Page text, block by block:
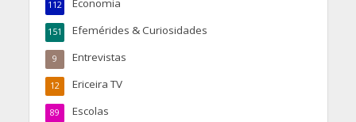
Economia
112
Efemérides & Curiosidades
151
Entrevistas
9
Ericeira TV
12
Escolas
89